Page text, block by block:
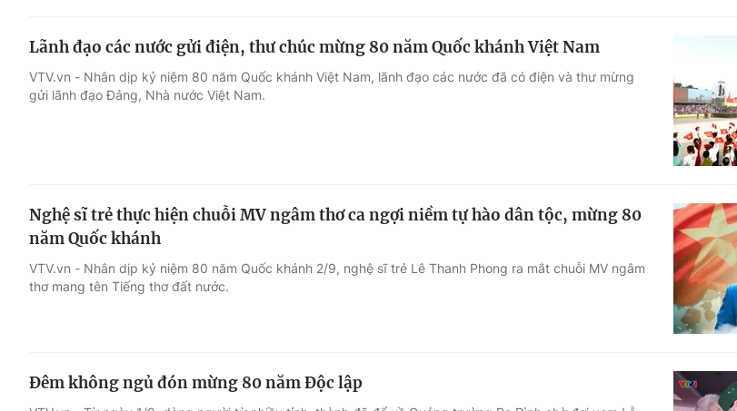
Lãnh đạo các nước gửi điện, thư chúc mừng 80 năm Quốc khánh Việt Nam
VTV.vn - Nhân dịp kỷ niệm 80 năm Quốc khánh Việt Nam, lãnh đạo các nước đã có điện và thư mừng
gửi lãnh đạo Đảng, Nhà nước Việt Nam.
Nghệ sĩ trẻ thực hiện chuỗi MV ngâm thơ ca ngợi niềm tự hào dân tộc, mừng 80
năm Quốc khánh
VTV.vn - Nhân dịp kỷ niệm 80 năm Quốc khánh 2/9, nghệ sĩ trẻ Lê Thanh Phong ra mắt chuỗi MV ngâm
thơ mang tên Tiếng thơ đất nước.
Đêm không ngủ đón mừng 80 năm Độc lập